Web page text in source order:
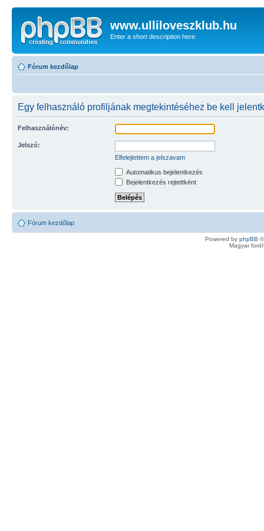
www.ulliloveszklub.hu
Enter a short description here
Fórum kezdőlap
Egy felhasználó profiljának megtekintéséhez be kell
Felhasználónév:
Jelszó:
Elfelejtettem a jelszavam
Automatikus bejelentkezés
Bejelentkezés rejtettként
Fórum kezdőlap
Powered by phpBB
Magyar